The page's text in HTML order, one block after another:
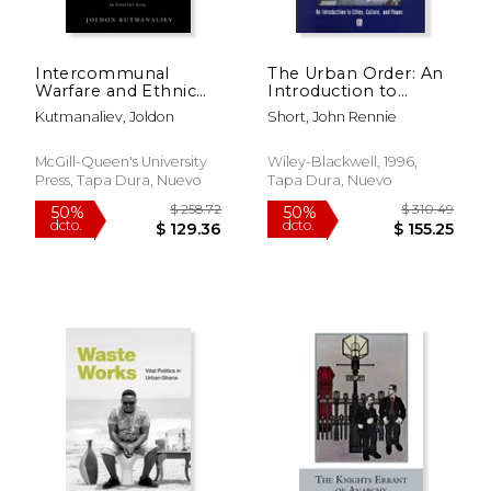
40%
dcto. $ 27.82
50%
dcto.
Intercommunal
Warfare and Ethnic
Peacemaking: The
Dynamics of Urban
Asia Volume 7 (en
Inglés)
Kutmanaliev, Joldon
McGill-Queen's University
Press, Tapa Dura, Nuevo
The Urban Order: An
Introduction to
Urban Geography (en
Inglés)
Short, John Rennie
Wiley-Blackwell, 1996,
Tapa Dura, Nuevo